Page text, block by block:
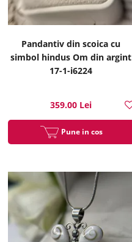
Pandantiv din scoica cu
simbol hindus Om din argint
17-1-i6224
359.00 Lei
Pune in cos